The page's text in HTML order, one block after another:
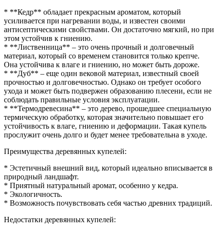
* **Кедр** обладает прекрасным ароматом, который
усиливается при нагревании воды, и известен своими
антисептическими свойствами. Он достаточно мягкий, но при
этом устойчив к гниению.
* **Лиственница** – это очень прочный и долговечный
материал, который со временем становится только крепче.
Она устойчива к влаге и гниению, но может быть дороже.
* **Дуб** – еще один вековой материал, известный своей
прочностью и долговечностью. Однако он требует особого
ухода и может быть подвержен образованию плесени, если не
соблюдать правильные условия эксплуатации.
* **Термодревесина** – это дерево, прошедшее специальную
термическую обработку, которая значительно повышает его
устойчивость к влаге, гниению и деформации. Такая купель
прослужит очень долго и будет менее требовательна в уходе.
Преимущества деревянных купелей:
* Эстетичный внешний вид, который идеально вписывается в
природный ландшафт.
* Приятный натуральный аромат, особенно у кедра.
* Экологичность.
* Возможность почувствовать себя частью древних традиций.
Недостатки деревянных купелей: